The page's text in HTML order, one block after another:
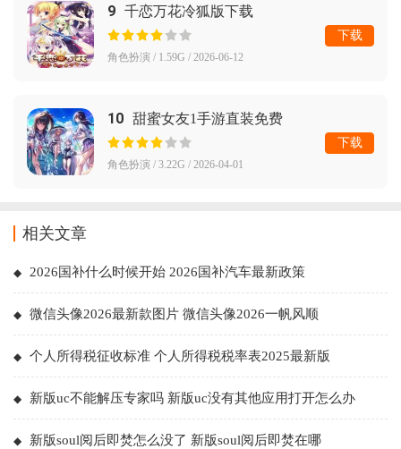
9 千恋万花冷狐版下载
角色扮演 / 1.59G / 2026-06-12
下载
10 甜蜜女友1手游直装免费
角色扮演 / 3.22G / 2026-04-01
下载
相关文章
2026国补什么时候开始 2026国补汽车最新政策
微信头像2026最新款图片 微信头像2026一帆风顺
个人所得税征收标准 个人所得税税率表2025最新版
新版uc不能解压专家吗 新版uc没有其他应用打开怎么办
新版soul阅后即焚怎么没了 新版soul阅后即焚在哪